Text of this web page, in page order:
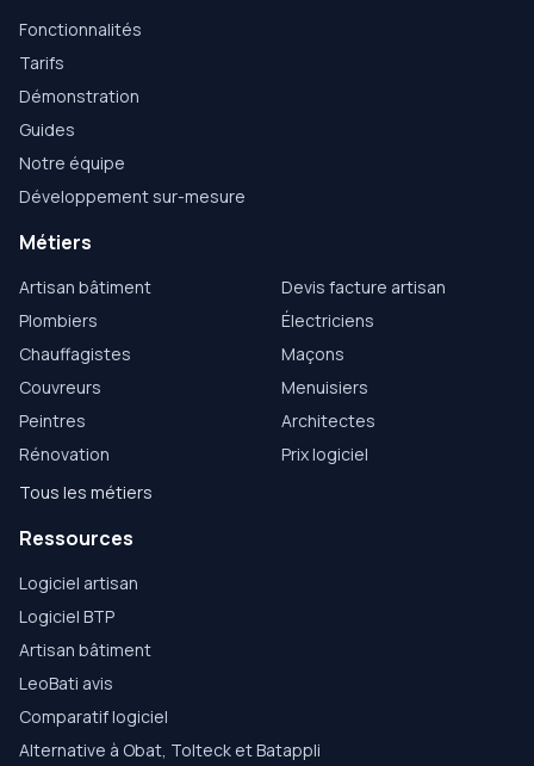
Fonctionnalités
Tarifs
Démonstration
Guides
Notre équipe
Développement sur-mesure
Métiers
Artisan bâtiment
Devis facture artisan
Plombiers
Électriciens
Chauffagistes
Maçons
Couvreurs
Menuisiers
Peintres
Architectes
Rénovation
Prix logiciel
Tous les métiers
Ressources
Logiciel artisan
Logiciel BTP
Artisan bâtiment
LeoBati avis
Comparatif logiciel
Alternative à Obat, Tolteck et Batappli